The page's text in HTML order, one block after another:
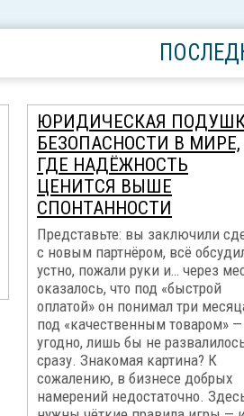
ЮРИДИЧЕСКАЯ
БЕЗОПАСНОСТИ В МИРЕ,
ГДЕ НАДЁЖНОСТЬ
ЦЕНИТСЯ ВЫШЕ
СПОНТАННОСТИ
Представьте: вы заключили
с новым партнёром, всё
устно, пожали руки и… через
оказалось, что под «быстрой
оплатой» он понимал три
под «качественным товаром» —
угодно, лишь бы не
сразу. Знакомая картина? К
сожалению, в бизнесе добрых
намерений недостаточно.